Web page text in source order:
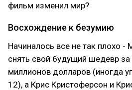
фильм изменил мир?
Восхождение к безумию
Начиналось все не так плохо
снять свой будущий шедевр за
миллионов долларов (иногда
12), а Крис Кристоферсон и